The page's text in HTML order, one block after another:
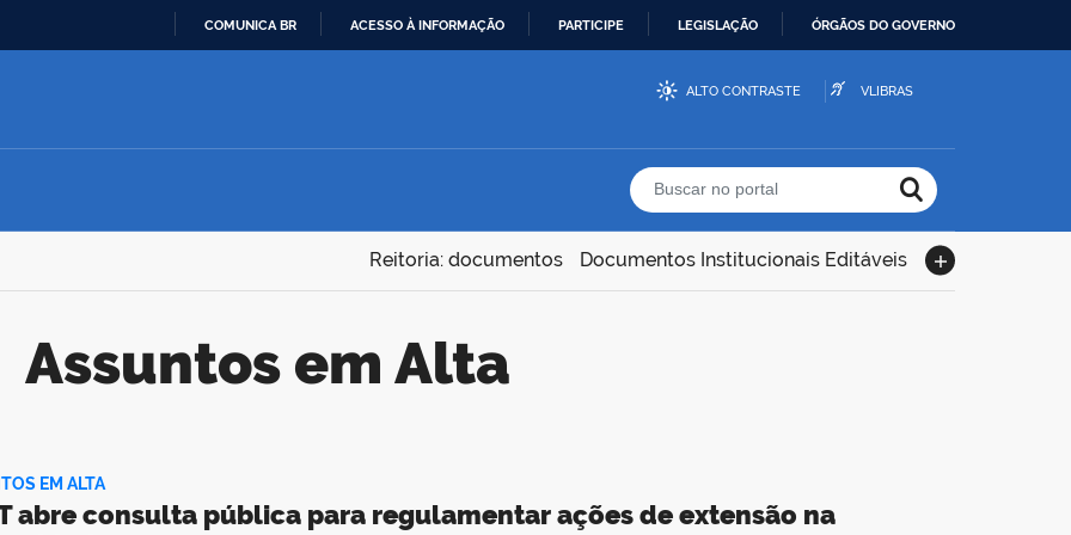
CONTEÚDO
COMUNICA BR ACESSO À INFORMAÇÃO PARTICIPE LEGISLAÇÃO ÓRGÃOS DO GOVERNO
ALTO CONTRASTE VLIBRAS
Buscar no portal
Reitoria: documentos Documentos Institucionais Editáveis
Assuntos em Alta
EM ALTA
abre consulta pública para regulamentar ações de extensão na